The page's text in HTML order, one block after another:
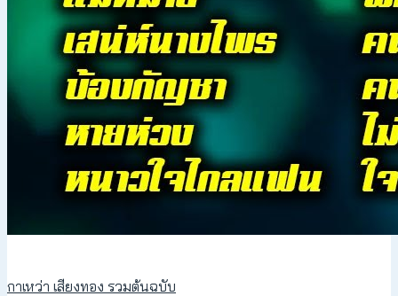
กาเหว่า เสียงทอง รวมต้นฉบับ